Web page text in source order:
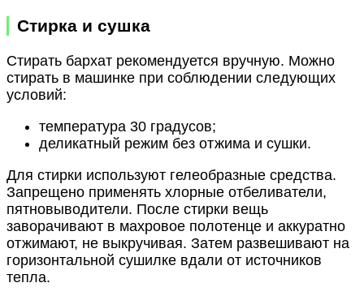
Стирка и сушка
Стирать бархат рекомендуется вручную. Можно
стирать в машинке при соблюдении следующих
условий:
температура 30 градусов;
деликатный режим без отжима и сушки.
Для стирки используют гелеобразные средства.
Запрещено применять хлорные отбеливатели,
пятновыводители. После стирки вещь
заворачивают в махровое полотенце и аккуратно
отжимают, не выкручивая. Затем развешивают на
горизонтальной сушилке вдали от источников
тепла.